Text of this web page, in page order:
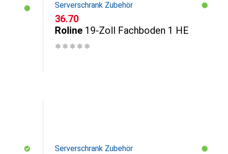
Serverschrank Zubehör
CHF
36.70
Roline 19-Zoll Fachboden 1 HE
Serverschrank Zubehör